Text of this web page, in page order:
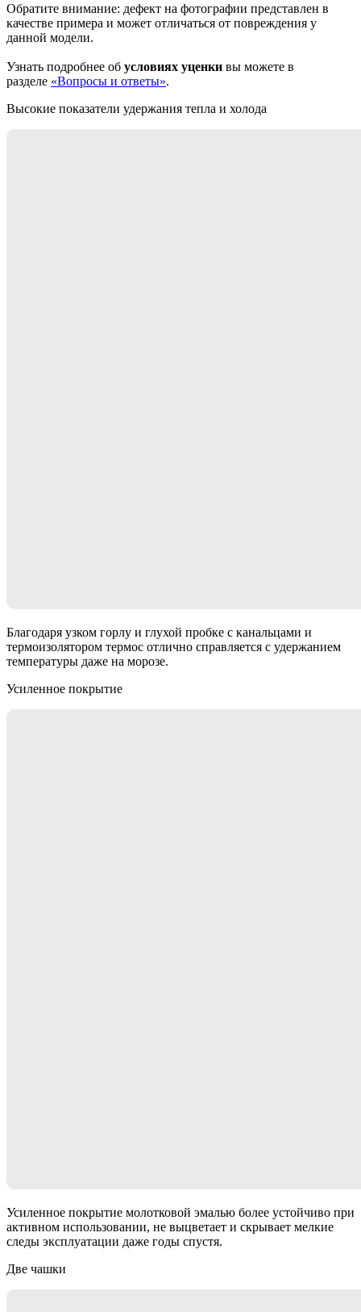
Обратите внимание: дефект на фотографии представлен в
качестве примера и может отличаться от повреждения у
данной модели.
Узнать подробнее об условиях уценки вы можете в
разделе «Вопросы и ответы».
Высокие показатели удержания тепла и холода
Благодаря узком горлу и глухой пробке с канальцами и
термоизолятором термос отлично справляется с удержанием
температуры даже на морозе.
Усиленное покрытие
Усиленное покрытие молотковой эмалью более устойчиво при
активном использовании, не выцветает и скрывает мелкие
следы эксплуатации даже годы спустя.
Две чашки